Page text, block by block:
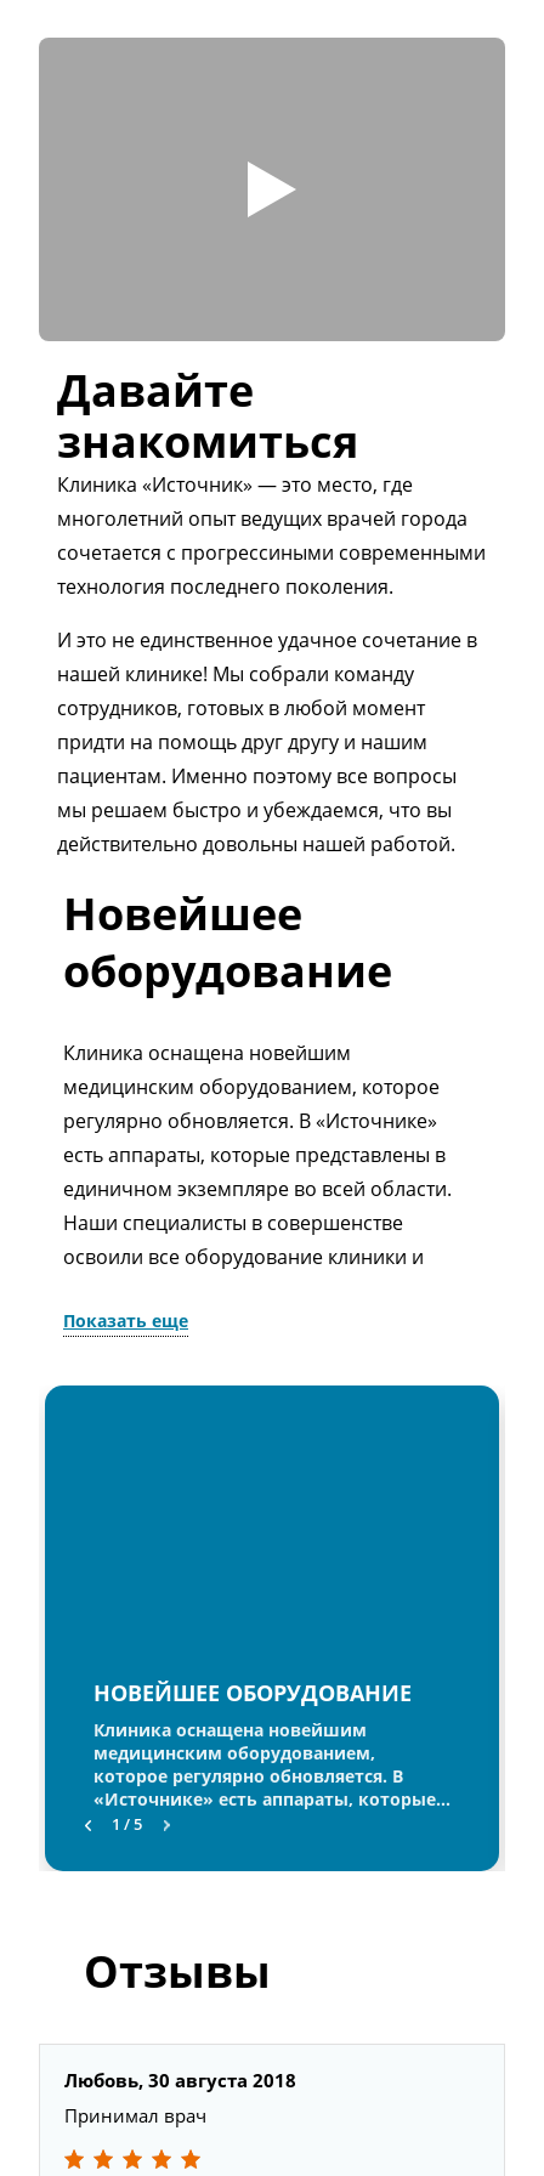
Давайте
знакомиться
Клиника «Источник» — это место, где
многолетний опыт ведущих врачей города
сочетается с прогрессиными современными
технология последнего поколения.
И это не единственное удачное сочетание в
нашей клинике! Мы собрали команду
сотрудников, готовых в любой момент
придти на помощь друг другу и нашим
пациентам. Именно поэтому все вопросы
мы решаем быстро и убеждаемся, что вы
действительно довольны нашей работой.
Новейшее
оборудование
Клиника оснащена новейшим
медицинским оборудованием, которое
регулярно обновляется. В «Источнике»
есть аппараты, которые представлены в
единичном экземпляре во всей области.
Наши специалисты в совершенстве
освоили все оборудование клиники и
регулярно посещаем специализированные
в курсе последних тенденций в мире
Показать еще
НОВЕЙШЕЕ ОБОРУДОВАНИЕ
Клиника оснащена новейшим
медицинским оборудованием,
которое регулярно обновляется. В
«Источнике» есть аппараты, которые
представлены в единичном
специалисты в совершенстве освоили
медицинские выставки, чтобы всегда
быть в курсе последних тенденций в
1 / 5
Отзывы
Любовь, 30 августа 2018
Принимал врач